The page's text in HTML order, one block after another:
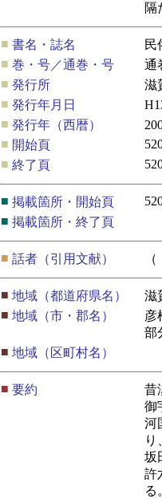
隔
■ 書名・誌名
民
■ 巻・号／通巻・号
通
■ 発行所
滋
■ 発行年月日
■ 発行年（西暦）
■ 開始頁
■ 終了頁
■ 掲載箇所・開始頁
■ 掲載箇所・終了頁
■ 話者（引用文献）
■ 地域（都道府県名）
滋
■ 地域（市・郡名）
彦
部
■ 地域（区町村名）
■ 要約
昔
御
河
り
坂
許
る